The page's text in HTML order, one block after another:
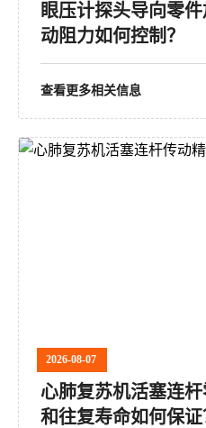
眼压计探头导向零
动阻力如何控制？
查看更多相关信息
2026-08-07
心肺复苏机活塞连
和往复寿命如何保证